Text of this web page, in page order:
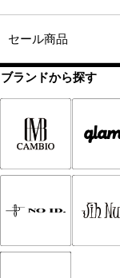
セール商品
ブランドから探す